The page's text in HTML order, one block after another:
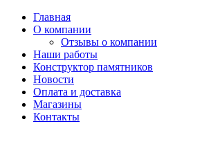
Главная
О компании
Отзывы о компании
Наши работы
Конструктор памятников
Новости
Оплата и доставка
Магазины
Контакты